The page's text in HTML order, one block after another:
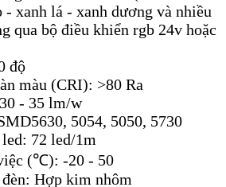
- xanh lá - xanh dương và nhiều
qua bộ điều khiển rgb 24v hoặc
độ
màu (CRI): >80 Ra
- 35 lm/w
5054, 5050, 5730
72 led/1m
(℃): -20 - 50
Hợp kim nhôm